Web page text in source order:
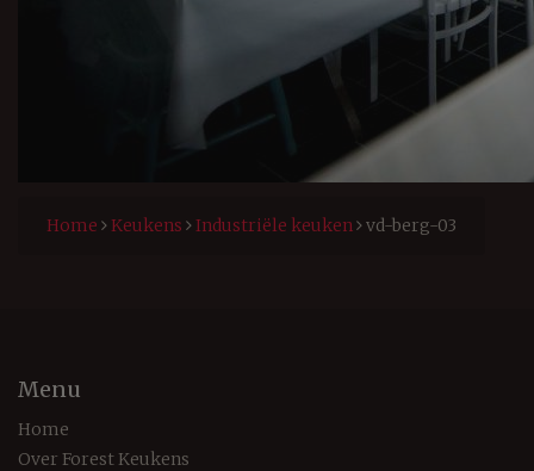
Home Keukens Industriële keuken vd-berg-03
Menu
Home
Over Forest Keukens